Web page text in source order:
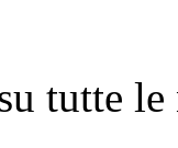
tutte